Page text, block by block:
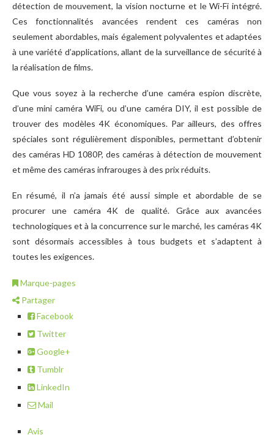
détection de mouvement, la vision nocturne et le Wi-Fi intégré.
Ces fonctionnalités avancées rendent ces caméras non
seulement abordables, mais également polyvalentes et adaptées
à une variété d’applications, allant de la surveillance de sécurité à
la réalisation de films.
Que vous soyez à la recherche d’une caméra espion discrète,
d’une mini caméra WiFi, ou d’une caméra DIY, il est possible de
trouver des modèles 4K économiques. Par ailleurs, des offres
spéciales sont régulièrement disponibles, permettant d’obtenir
des caméras HD 1080P, des caméras à détection de mouvement
et même des caméras infrarouges à des prix réduits.
En résumé, il n’a jamais été aussi simple et abordable de se
procurer une caméra 4K de qualité. Grâce aux avancées
technologiques et à la concurrence sur le marché, les caméras 4K
sont désormais accessibles à tous budgets et s’adaptent à
toutes les exigences.
Marque-pages
Partager
Facebook
Twitter
Google+
Tumblr
LinkedIn
Mail
Avis